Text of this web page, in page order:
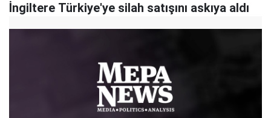
İngiltere Türkiye'ye silah satışını askıya aldı